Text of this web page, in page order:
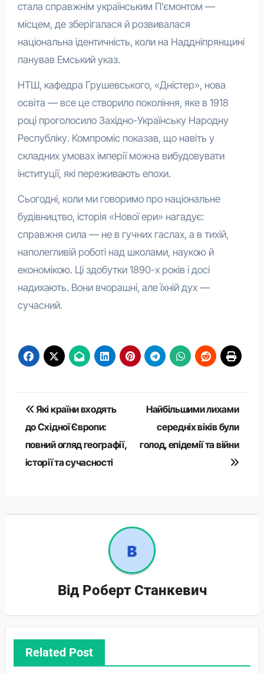
стала справжнім українським П’ємонтом —
місцем, де зберігалася й розвивалася
національна ідентичність, коли на Наддніпрянщині
панував Емський указ.
НТШ, кафедра Грушевського, «Дністер», нова
освіта — все це створило покоління, яке в 1918
році проголосило Західно-Українську Народну
Республіку. Компроміс показав, що навіть у
складних умовах імперії можна вибудовувати
інституції, які переживають епохи.
Сьогодні, коли ми говоримо про національне
будівництво, історія «Нової ери» нагадує:
справжня сила — не в гучних гаслах, а в тихій,
наполегливій роботі над школами, наукою й
економікою. Ці здобутки 1890-х років і досі
надихають. Вони вчорашні, але їхній дух —
сучасний.
Навігація
записів
Які країни входять
до Східної Європи:
повний огляд географії,
історії та сучасності
Найбільшими лихами
середніх віків були
голод, епідемії та війни
Від Роберт Станкевич
Related Post